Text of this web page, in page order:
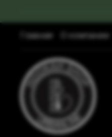
Главная О компании